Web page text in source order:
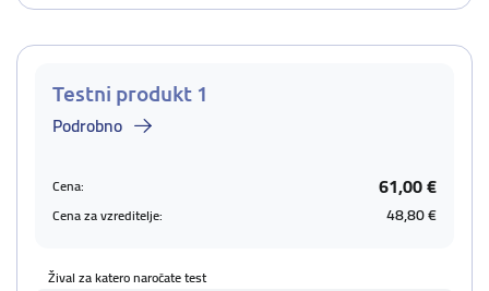
Testni produkt 1
Podrobno
Cena: 61,00 €
Cena za vzreditelje: 48,80 €
Žival za katero naročate test